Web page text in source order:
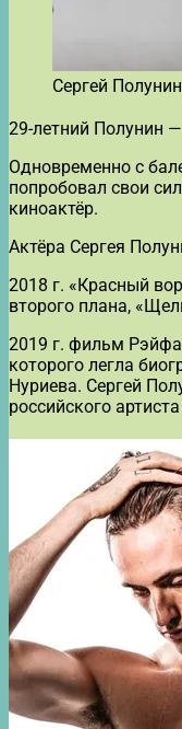
Сергей
29-летний Полунин
Одновременно с
попробовал свои
киноактёр.
Актёра Сергея
2018 г. «Красный
второго плана,
2019 г. фильм
которого легла
Нуриева. Сергей
российского